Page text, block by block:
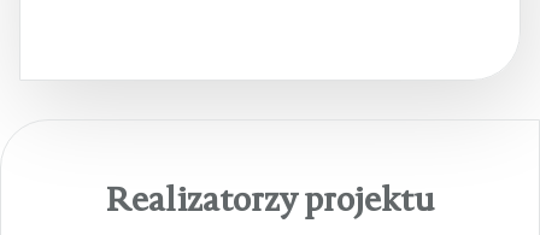
Realizatorzy projektu